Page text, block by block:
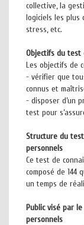
collective, la
logiciels les plus
stress, etc.
Objectifs du test
Les objectifs de
- vérifier que
connus et
- disposer d’un
test pour
Structure du test
personnels
Ce test de
composé de 144
un temps de
Public visé par
personnels